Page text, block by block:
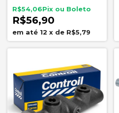
Karmann Ghia Puma
Gurgel
R$56,90
R$54,06
12 x de R$5,79